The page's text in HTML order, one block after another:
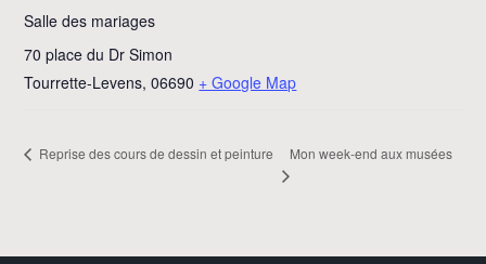
Salle des mariages
70 place du Dr Simon
Tourrette-Levens, 06690 + Google Map
Reprise des cours de dessin et peinture Mon week-end aux musées